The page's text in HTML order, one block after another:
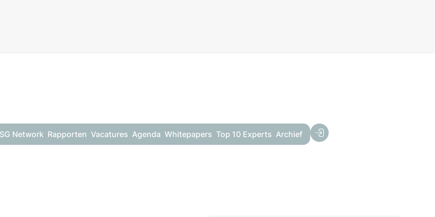
Network Rapporten Vacatures Agenda Whitepapers Top 10 Experts Archief